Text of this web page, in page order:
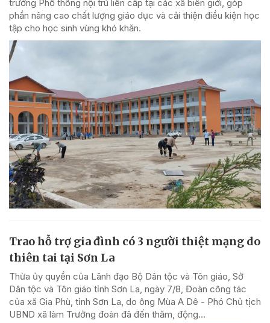
trường Phổ thông nội trú liên cấp tại các xã biên giới, góp
phần nâng cao chất lượng giáo dục và cải thiện điều kiện học
tập cho học sinh vùng khó khăn.
Trao hỗ trợ gia đình có 3 người thiệt mạng do
thiên tai tại Sơn La
Thừa ủy quyền của Lãnh đạo Bộ Dân tộc và Tôn giáo, Sở
Dân tộc và Tôn giáo tỉnh Sơn La, ngày 7/8, Đoàn công tác
của xã Gia Phù, tỉnh Sơn La, do ông Mùa A Dê - Phó Chủ tịch
UBND xã làm Trưởng đoàn đã đến thăm, động...